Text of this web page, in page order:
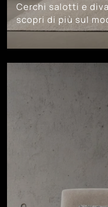
Cerchi salotti e
scopri di più sul